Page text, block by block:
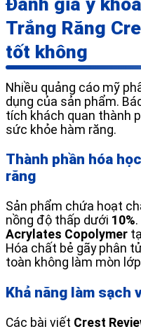
Trắng Răng
tốt không
Nhiều quảng cáo mỹ
dụng của sản phẩm.
tích khách quan thành
sức khỏe hàm răng.
Thành phần hóa
răng
Sản phẩm chứa hoạt
nồng độ thấp dưới 10%
Acrylates Copolymer
Hóa chất bẻ gãy phân
toàn không làm mòn
Khả năng làm sạch
Các bài viết Crest